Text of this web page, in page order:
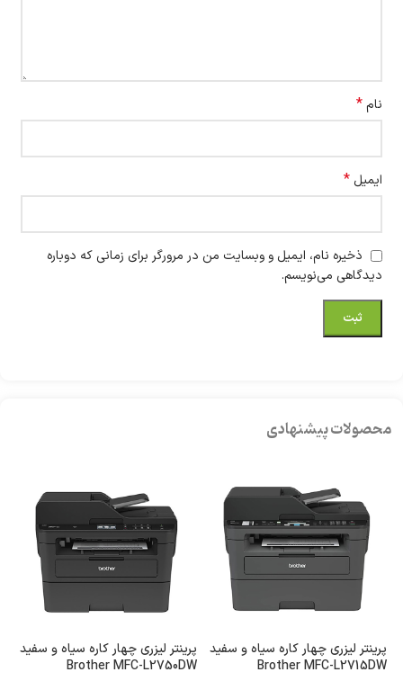
نام*
ایمیل *
ذخیره نام، ایمیل و وبسایت من در مرورگر برای زمانی که دوباره
دیدگاهی می‌نویسم.
محصولات پیشنهادی
پرینتر لیزری چهار کاره سیاه و سفید
Brother MFC-L2715DW
پرینتر لیزری چهار کاره سیاه و سفید
Brother MFC-L2750DW